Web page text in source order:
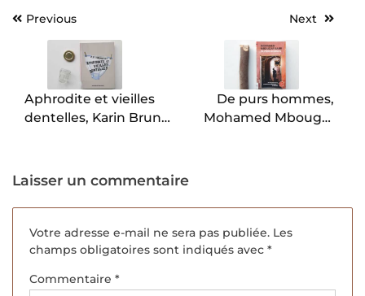
Navigation
l’article
Previous
Aphrodite et vieilles
dentelles, Karin Brunk
Next
De purs hommes,
Mohamed Mbougar
Laisser un commentaire
Votre adresse e-mail ne sera pas publiée. Les
champs obligatoires sont indiqués avec *
Commentaire *